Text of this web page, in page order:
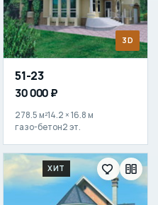
3D
51-23
30 000 ₽
278.5 м²14.2 × 16.8 м
газо-бетон2 эт.
ХИТ